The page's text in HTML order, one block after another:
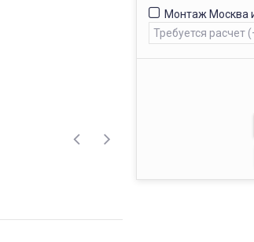
Монтаж Москва